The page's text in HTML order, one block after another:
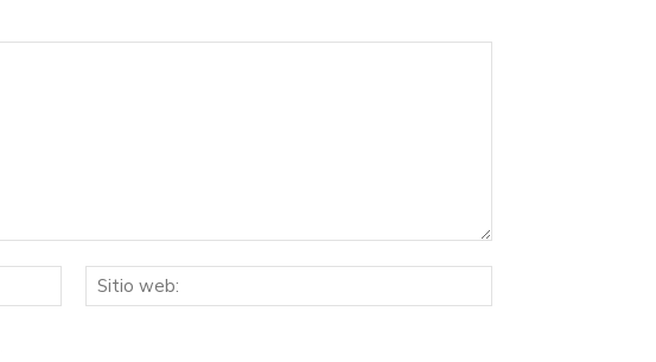
Correo
electrónico:*
web: